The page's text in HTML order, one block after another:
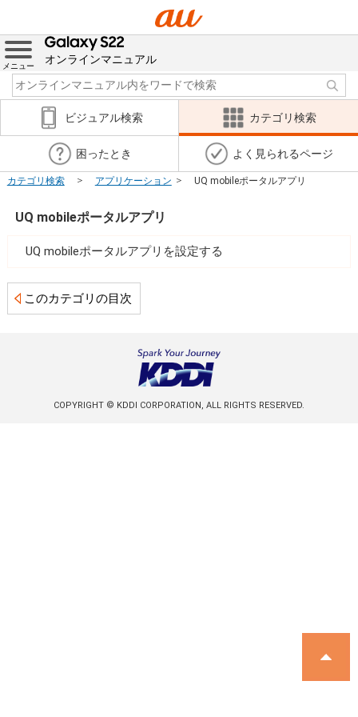
メニュー
オンラインマニュアル
ビジュアル検索 カテゴリ検索
困ったとき よく見られるページ
カテゴリ検索 アプリケーション UQ mobileポータルアプリ
UQ mobileポータルアプリ
UQ mobileポータルアプリを設定する
このカテゴリの目次
COPYRIGHT © KDDI CORPORATION, ALL RIGHTS RESERVED.